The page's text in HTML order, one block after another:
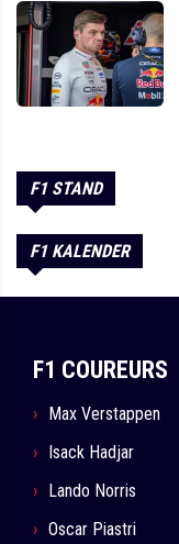
F1 STAND
F1 KALENDER
F1 COUREURS
Max Verstappen
Isack Hadjar
Lando Norris
Oscar Piastri